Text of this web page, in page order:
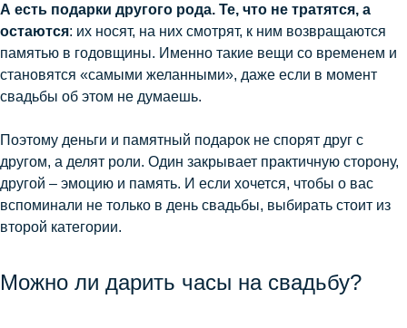
А есть подарки другого рода. Те, что не тратятся, а
остаются: их носят, на них смотрят, к ним возвращаются
памятью в годовщины. Именно такие вещи со временем и
становятся «самыми желанными», даже если в момент
свадьбы об этом не думаешь.
Поэтому деньги и памятный подарок не спорят друг с
другом, а делят роли. Один закрывает практичную сторону,
другой – эмоцию и память. И если хочется, чтобы о вас
вспоминали не только в день свадьбы, выбирать стоит из
второй категории.
Можно ли дарить часы на свадьбу?